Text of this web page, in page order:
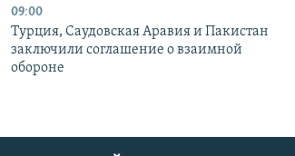
09:00
Турция, Саудовская Аравия и Пакистан
заключили соглашение о взаимной
обороне